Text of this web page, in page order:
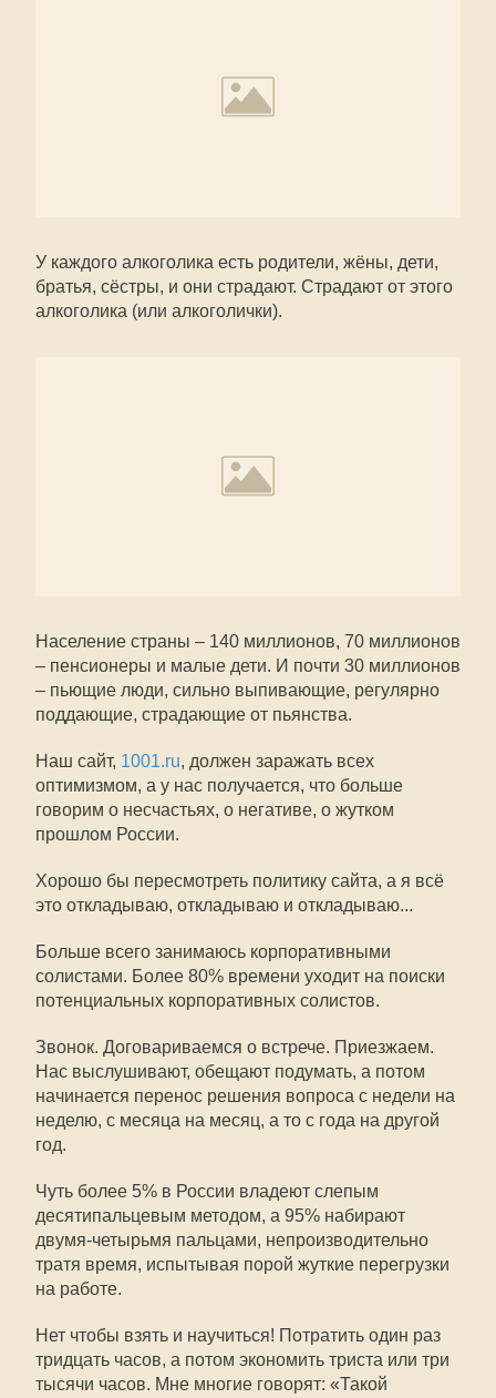
У каждого алкоголика есть родители, жёны, дети,
братья, сёстры, и они страдают. Страдают от этого
алкоголика (или алкоголички).
Население страны – 140 миллионов, 70 миллионов
– пенсионеры и малые дети. И почти 30 миллионов
– пьющие люди, сильно выпивающие, регулярно
поддающие, страдающие от пьянства.
Наш сайт, 1001.ru, должен заражать всех
оптимизмом, а у нас получается, что больше
говорим о несчастьях, о негативе, о жутком
прошлом России.
Хорошо бы пересмотреть политику сайта, а я всё
это откладываю, откладываю и откладываю...
Больше всего занимаюсь корпоративными
солистами. Более 80% времени уходит на поиски
потенциальных корпоративных солистов.
Звонок. Договариваемся о встрече. Приезжаем.
Нас выслушивают, обещают подумать, а потом
начинается перенос решения вопроса с недели на
неделю, с месяца на месяц, а то с года на другой
год.
Чуть более 5% в России владеют слепым
десятипальцевым методом, а 95% набирают
двумя-четырьмя пальцами, непроизводительно
тратя время, испытывая порой жуткие перегрузки
на работе.
Нет чтобы взять и научиться! Потратить один раз
тридцать часов, а потом экономить триста или три
тысячи часов. Мне многие говорят: «Такой